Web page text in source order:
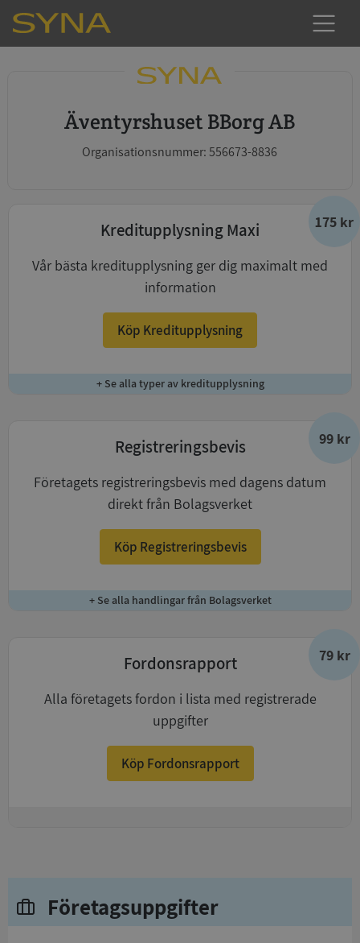
Äventyrshuset BBorg AB
Organisationsnummer: 556673-8836
175 kr
Kreditupplysning Maxi
Vår bästa kreditupplysning ger dig maximalt med
information
Köp Kreditupplysning
+ Se alla typer av kreditupplysning
99 kr
Registreringsbevis
Företagets registreringsbevis med dagens datum
direkt från Bolagsverket
Köp Registreringsbevis
+ Se alla handlingar från Bolagsverket
79 kr
Fordonsrapport
Alla företagets fordon i lista med registrerade
uppgifter
Köp Fordonsrapport
Företagsuppgifter